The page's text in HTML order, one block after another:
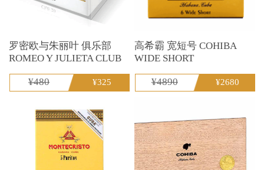
罗密欧与朱丽叶 俱乐部
ROMEO Y JULIETA CLUB
¥480 ¥325
高希霸 宽短号 COHIBA
WIDE SHORT
¥4890 ¥2680